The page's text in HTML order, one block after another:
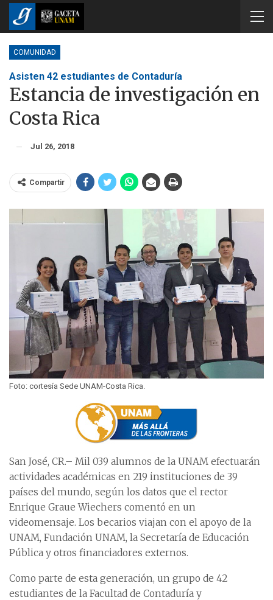
COMUNIDAD
Asisten 42 estudiantes de Contaduría
Estancia de investigación en
Costa Rica
Jul 26, 2018
Compartir
Foto: cortesía Sede UNAM-Costa Rica.
San José, CR.– Mil 039 alumnos de la UNAM efectuarán
actividades académicas en 219 instituciones de 39
países del mundo, según los datos que el rector
Enrique Graue Wiechers comentó en un
videomensaje. Los becarios viajan con el apoyo de la
UNAM, Fundación UNAM, la Secretaría de Educación
Pública y otros financiadores externos.
Como parte de esta generación, un grupo de 42
estudiantes de la Facultad de Contaduría y